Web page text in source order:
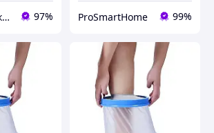
Аптека аптекарів 97% ProSmartHome 99%